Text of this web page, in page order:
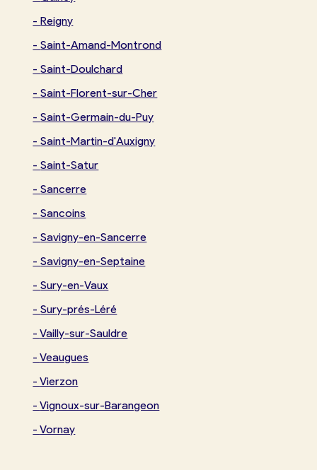
-Reigny
-Saint-Amand-Montrond
-Saint-Doulchard
-Saint-Florent-sur-Cher
-Saint-Germain-du-Puy
-Saint-Martin-d'Auxigny
-Saint-Satur
-Sancerre
-Sancoins
-Savigny-en-Sancerre
-Savigny-en-Septaine
-Sury-en-Vaux
-Sury-prés-Léré
-Vailly-sur-Sauldre
-Veaugues
-Vierzon
-Vignoux-sur-Barangeon
-Vornay